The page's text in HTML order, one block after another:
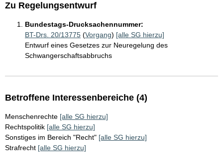
Zu Regelungsentwurf
Bundestags-Drucksachennummer:
BT-Drs. 20/13775 (Vorgang) [alle SG hierzu]
Entwurf eines Gesetzes zur Neuregelung des
Schwangerschaftsabbruchs
Betroffene Interessenbereiche (4)
Menschenrechte [alle SG hierzu]
Rechtspolitik [alle SG hierzu]
Sonstiges im Bereich "Recht" [alle SG hierzu]
Strafrecht [alle SG hierzu]